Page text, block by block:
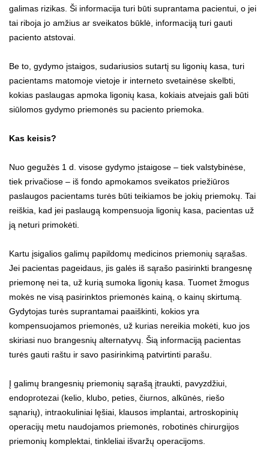
galimas rizikas. Ši informacija turi būti suprantama pacientui, o jei
tai riboja jo amžius ar sveikatos būklė, informaciją turi gauti
paciento atstovai.
Be to, gydymo įstaigos, sudariusios sutartį su ligonių kasa, turi
pacientams matomoje vietoje ir interneto svetainėse skelbti,
kokias paslaugas apmoka ligonių kasa, kokiais atvejais gali būti
siūlomos gydymo priemonės su paciento priemoka.
Kas keisis?
Nuo gegužės 1 d. visose gydymo įstaigose – tiek valstybinėse,
tiek privačiose – iš fondo apmokamos sveikatos priežiūros
paslaugos pacientams turės būti teikiamos be jokių priemokų. Tai
reiškia, kad jei paslaugą kompensuoja ligonių kasa, pacientas už
ją neturi primokėti.
Kartu įsigalios galimų papildomų medicinos priemonių sąrašas.
Jei pacientas pageidaus, jis galės iš sąrašo pasirinkti brangesnę
priemonę nei ta, už kurią sumoka ligonių kasa. Tuomet žmogus
mokės ne visą pasirinktos priemonės kainą, o kainų skirtumą.
Gydytojas turės suprantamai paaiškinti, kokios yra
kompensuojamos priemonės, už kurias nereikia mokėti, kuo jos
skiriasi nuo brangesnių alternatyvų. Šią informaciją pacientas
turės gauti raštu ir savo pasirinkimą patvirtinti parašu.
Į galimų brangesnių priemonių sąrašą įtraukti, pavyzdžiui,
endoprotezai (kelio, klubo, peties, čiurnos, alkūnės, riešo
sąnarių), intraokuliniai lęšiai, klausos implantai, artroskopinių
operacijų metu naudojamos priemonės, robotinės chirurgijos
priemonių komplektai, tinkleliai išvaržų operacijoms.